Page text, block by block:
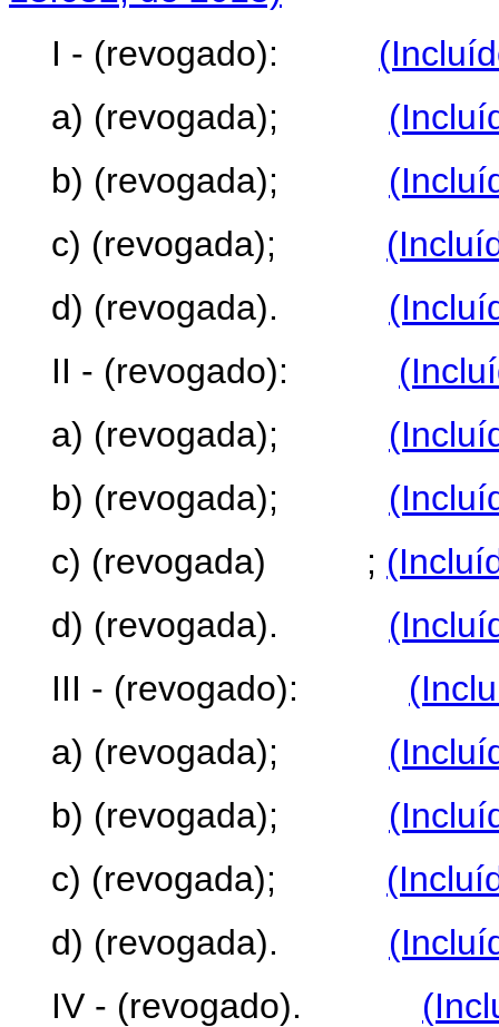
I - (revogado):
a) (revogada);
b) (revogada);
c) (revogada);
d) (revogada).
II - (revogado):
a) (revogada);
b) (revogada);
c) (revogada)
;
d) (revogada).
III - (revogado):
a) (revogada);
b) (revogada);
c) (revogada);
d) (revogada).
IV - (revogado).